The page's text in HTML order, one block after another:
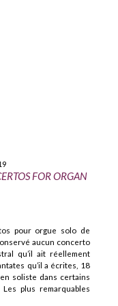
FOR ORGAN
pour orgue solo de
aucun concerto
qu’il ait réellement
qu’il a écrites, 18
soliste dans certains
plus remarquables